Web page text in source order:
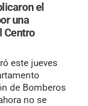
el
una
Centro
este jueves
de Bomberos
no se